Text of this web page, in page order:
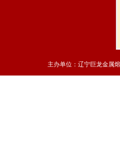
主办单位：辽宁巨龙金属